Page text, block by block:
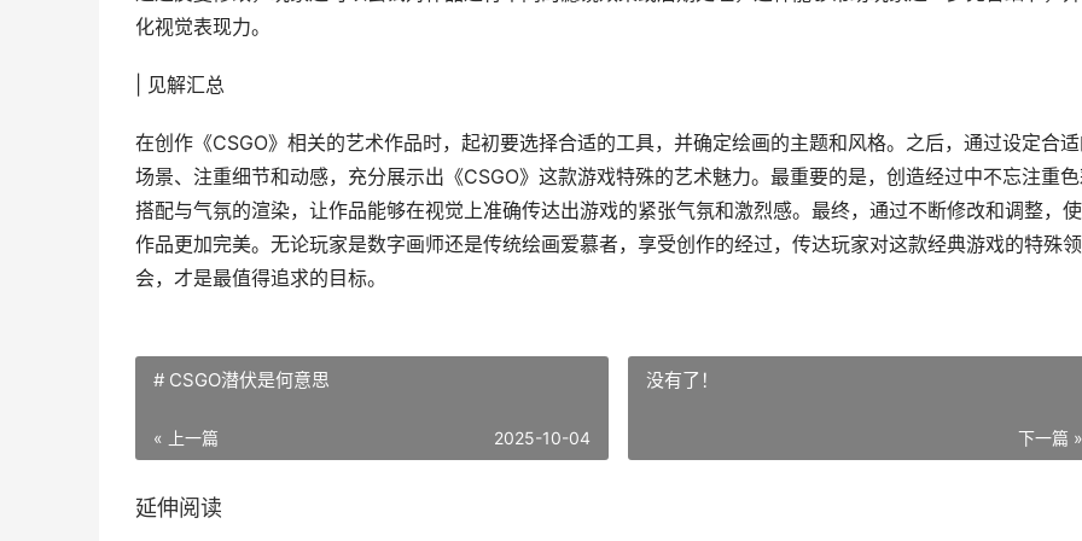
化视觉表现力。
| 见解汇总
在创作《CSGO》相关的艺术作品时，起初要选择合适的工具，并确定绘画的主题和风格。之后，通过设定合
场景、注重细节和动感，充分展示出《CSGO》这款游戏特殊的艺术魅力。最重要的是，创造经过中不忘注重
搭配与气氛的渲染，让作品能够在视觉上准确传达出游戏的紧张气氛和激烈感。最终，通过不断修改和调整，
作品更加完美。无论玩家是数字画师还是传统绘画爱慕者，享受创作的经过，传达玩家对这款经典游戏的特殊领
会，才是最值得追求的目标。
# CSGO潜伏是何意思
« 上一篇 2025-10-04
没有了！
下一篇 »
延伸阅读